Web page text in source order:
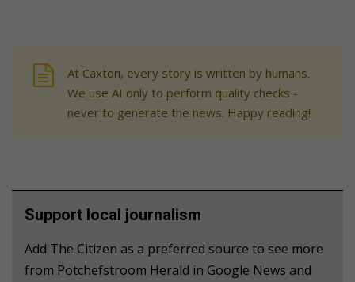
At Caxton, every story is written by humans.
We use AI only to perform quality checks -
never to generate the news. Happy reading!
Support local journalism
Add The Citizen as a preferred source to see more
from Potchefstroom Herald in Google News and